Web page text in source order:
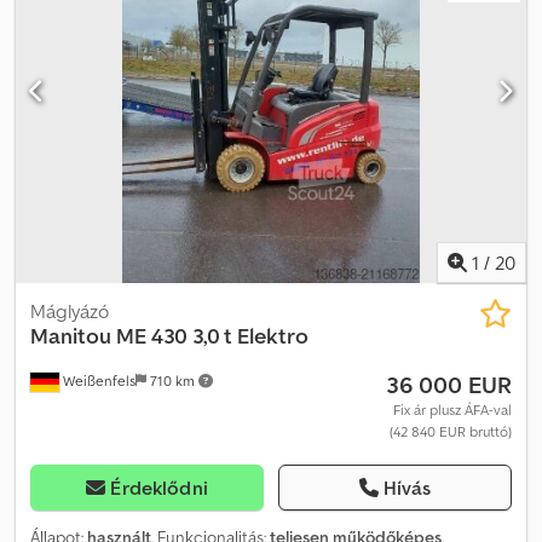
45 mm , fordulókör sugara (külső):2 230 mm
23x9-10, hátsó gumiabroncs méret: 18 x 7-8, össztömeg:
5 400 kg
, teljes magasság: 2 165 mm, teljes hossz:3 560 mm
, teljes
szélesség:
1 260 mm, szín: piros, üzemanyag:elektromosság
Műszaki adatok Gyártási év: 2016 Motor: Elektromos 10,6 kW Max.
teherbírás: 3 000 kg Teher súlypont: 500 mm Szabad emelés: 145
mm Emelési magasság: 5,50 m Súly: 5 400 kg Gumiabroncsok:
Szuperelasztikus gumi Emelkedőképesség: 13% Haladási
sebesség: 14 km/h Villa méretei (H x Sz): 1,07 m x 0,13 m Chedpotvab
Hsfx Aidoa Teljes méret (H x Sz x M): 3,56 m x 1,26 m x 2,17 m
Teljesen működőképes, általános használati nyomokkal
1 / 20
Weißenfels 710 km
Máglyázó
Manitou ME 430 3,0 t Elektro
36 000 EUR
Fix ár plusz ÁFA-val
(42 840 EUR bruttó)
Érdeklődni Hívás
Állapot: használt, Funkcionalitás:teljesen működőképes,